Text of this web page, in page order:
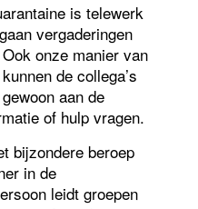
is telewerk
vergaderingen
onze manier van
de collega’s
aan de
of hulp vragen.
bijzondere beroep
in de
leidt groepen